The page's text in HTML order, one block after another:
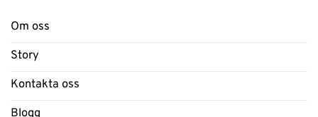
Om oss
Story
Kontakta oss
Blogg